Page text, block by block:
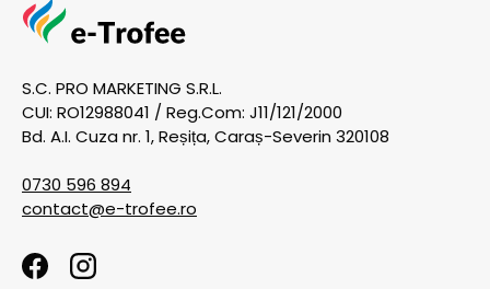
S.C. PRO MARKETING S.R.L.
CUI: RO12988041 / Reg.Com: J11/121/2000
Bd. A.I. Cuza nr. 1, Reșița, Caraș-Severin 320108
0730 596 894
contact@e-trofee.ro
FacebookInstagram